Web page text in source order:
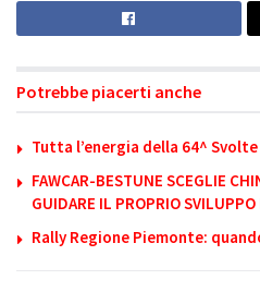
Potrebbe piacerti anche
Tutta l’energia della 64^
FAWCAR-BESTUNE SCEGLIE
GUIDARE IL PROPRIO
Rally Regione Piemonte: